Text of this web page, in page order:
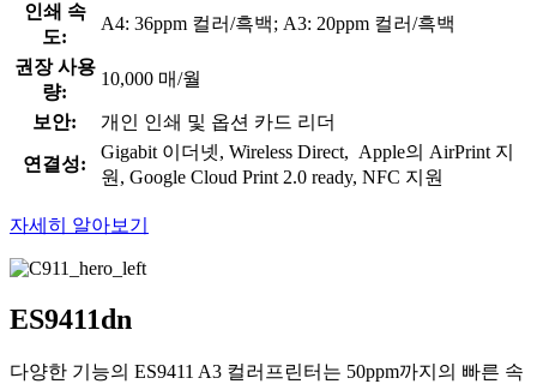
인쇄 속
도:
A4: 36ppm 컬러/흑백; A3: 20ppm 컬러/흑백
권장 사용
량:
10,000 매/월
보안: 개인 인쇄 및 옵션 카드 리더
연결성:
Gigabit 이더넷, Wireless Direct, Apple의 AirPrint 지
원, Google Cloud Print 2.0 ready, NFC 지원
자세히 알아보기
ES9411dn
다양한 기능의 ES9411 A3 컬러프린터는 50ppm까지의 빠른 속